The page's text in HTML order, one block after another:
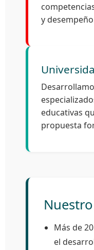
y
educativas
propuesta
Más de
el